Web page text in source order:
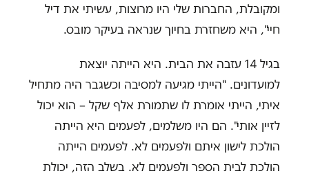
ומקובלת, החברות שלי היו מרוצות, עשיתי את דיל
חיי", היא משחזרת בחיוך שנראה בעיקר מובס.
בגיל 14 עזבה את הבית. היא הייתה יוצאת
למועדונים. "הייתי מגיעה למסיבה וכשגבר היה מתחיל
איתי, הייתי אומרת לו שתמורת אלף שקל – הוא יכול
לזיין אותי". הם היו משלמים, לפעמים היא הייתה
הולכת לישון איתם ולפעמים לא. לפעמים הייתה
הולכת לבית הספר ולפעמים לא. בשלב הזה, יכולת